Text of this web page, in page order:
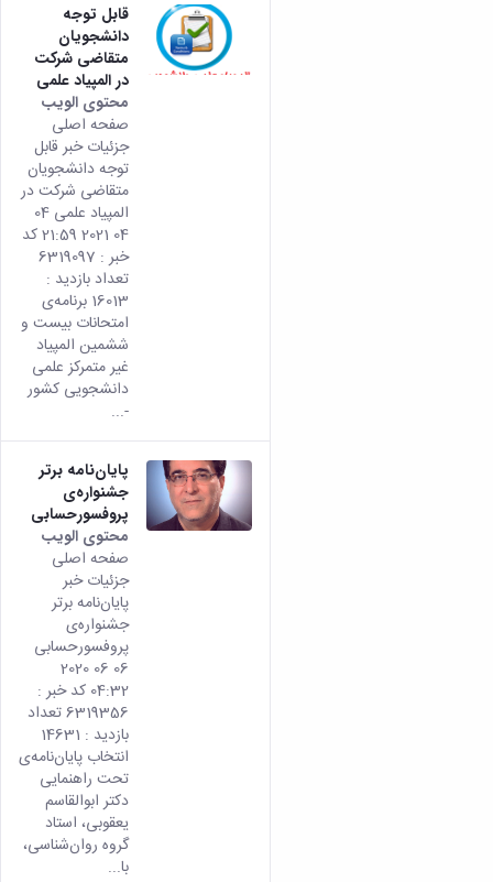
قابل توجه
دانشجویان
متقاضی شرکت
در المپیاد علمی
محتوى الويب
من
صفحه اصلی
جزئیات خبر قابل
توجه دانشجویان
متقاضی شرکت در
المپیاد علمی 04
04 2021 21:59 کد
خبر : 6319097
تعداد بازدید :
16013 برنامه‌ی
امتحانات بیست و
ششمین المپیاد
غیر متمرکز علمی
دانشجویی کشور
-...
پایان‌نامه برتر
جشنواره‌ی
پروفسورحسابی
محتوى الويب
صفحه اصلی
جزئیات خبر
پایان‌نامه برتر
جشنواره‌ی
پروفسورحسابی
06 06 2020
04:32 کد خبر :
6319356 تعداد
بازدید : 14631
انتخاب پایان‌نامه‌ی
تحت راهنمایی
دکتر ابوالقاسم
یعقوبی، استاد
گروه روان‌شناسی،
با...